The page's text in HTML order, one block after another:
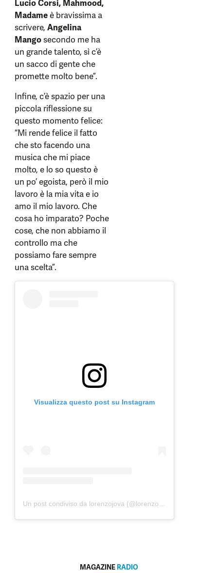
Lucio Corsi, Mahmood,
Madameè bravissima a
scrivere, Angelina
Mangosecondo me ha
un grande talento, sì c’è
un sacco di gente che
promette molto bene”.
Infine, c’è spazio per una
piccola riflessione su
questo momento felice:
“Mi rende felice il fatto
che sto facendo una
musica che mi piace
molto, e lo so questo è
un po’ egoista, però il mio
lavoro è la mia vita e io
amo il mio lavoro. Che
cosa ho imparato? Poche
cose, che non abbiamo il
controllo ma che
possiamo fare sempre
una scelta”.
Visualizza questo post su Instagram
MAGAZINE RADIO